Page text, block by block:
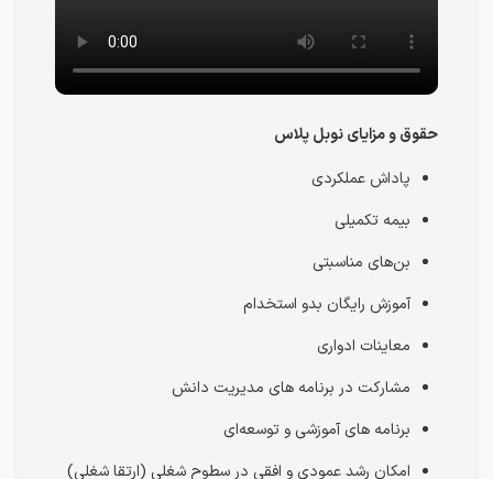
حقوق و مزایای نوبل پلاس
پاداش عملکردی
بیمه تکمیلی
بن‌های مناسبتی
آموزش رایگان بدو استخدام
معاینات ادواری
مشارکت در برنامه های مدیریت دانش
برنامه های آموزشی و توسعه‌ای
امکان رشد عمودی و افقی در سطوح شغلی (ارتقا شغلی)